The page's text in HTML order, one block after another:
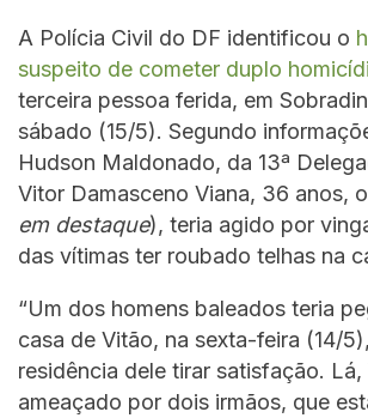
A Polícia Civil do DF identificou o
suspeito de cometer duplo
terceira pessoa ferida, em
sábado (15/5). Segundo
Hudson Maldonado, da 13ª
Vitor Damasceno Viana, 36 anos,
em destaque), teria agido por
das vítimas ter roubado telhas na
“Um dos homens baleados teria
casa de Vitão, na sexta-feira (14/
residência dele tirar satisfação.
ameaçado por dois irmãos, que